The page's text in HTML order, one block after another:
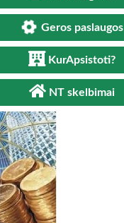
Geros paslaugos
KurApsistoti?
NT skelbimai